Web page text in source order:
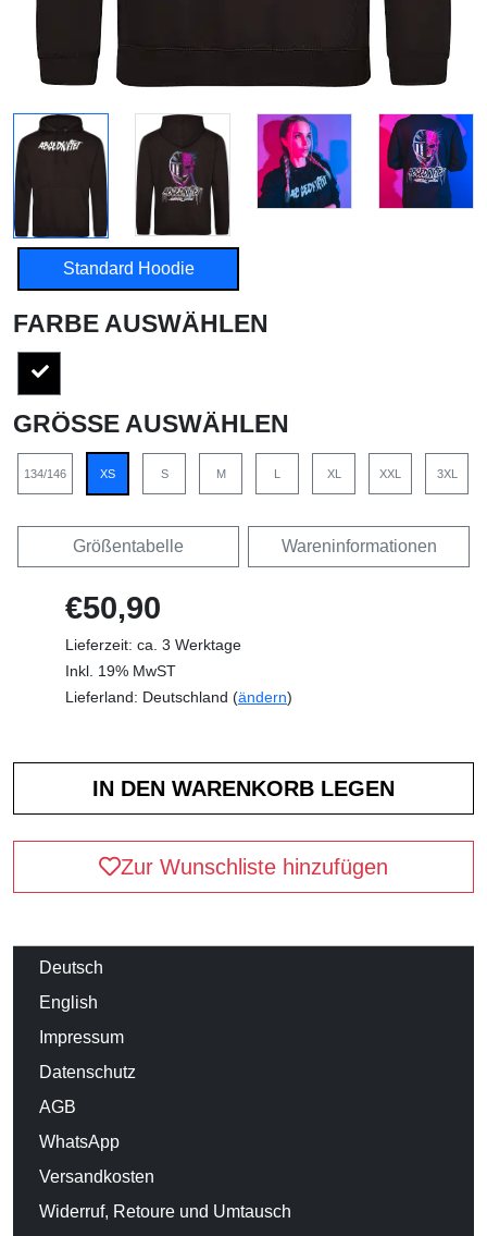
Standard Hoodie
FARBE AUSWÄHLEN
GRÖSSE AUSWÄHLEN
134/146 XS S M L XL XXL 3XL
Größentabelle Wareninformationen
€50,90
Lieferzeit: ca. 3 Werktage
Inkl. 19% MwST
Lieferland: Deutschland (ändern)
Zur Wunschliste hinzufügen
Deutsch
English
Impressum
Datenschutz
AGB
WhatsApp
Versandkosten
Widerruf, Retoure und Umtausch